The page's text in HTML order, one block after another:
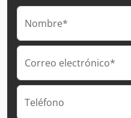
Nombre*
Correo electrónico*
Teléfono